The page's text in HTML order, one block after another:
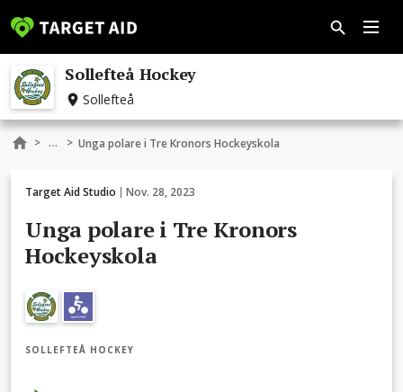
Sollefteå Hockey
Sollefteå
> ... > Unga polare i Tre Kronors Hockeyskola
Target Aid Studio Nov. 28, 2023
Unga polare i Tre Kronors
Hockeyskola
SOLLEFTEÅ HOCKEY